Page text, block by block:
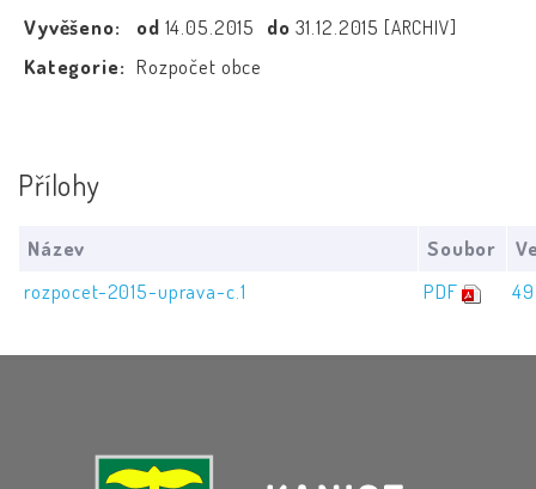
Vyvěšeno: od 14.05.2015 do 31.12.2015 [ARCHIV]
Kategorie: Rozpočet obce
Přílohy
Název Soubor
rozpocet-2015-uprava-c.1
PDF